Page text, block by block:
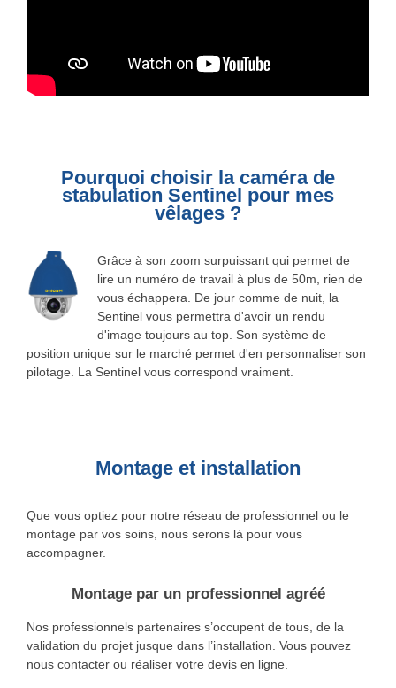
Pourquoi choisir la caméra de
stabulation Sentinel pour mes
vêlages ?
Grâce à son zoom surpuissant qui permet de
lire un numéro de travail à plus de 50m, rien de
vous échappera. De jour comme de nuit, la
Sentinel vous permettra d'avoir un rendu
d'image toujours au top. Son système de
position unique sur le marché permet d'en personnaliser son
pilotage. La Sentinel vous correspond vraiment.
Montage et installation
Que vous optiez pour notre réseau de professionnel ou le
montage par vos soins, nous serons là pour vous
accompagner.
Montage par un professionnel agréé
Nos professionnels partenaires s’occupent de tous, de la
validation du projet jusque dans l’installation. Vous pouvez
nous contacter ou réaliser votre devis en ligne.